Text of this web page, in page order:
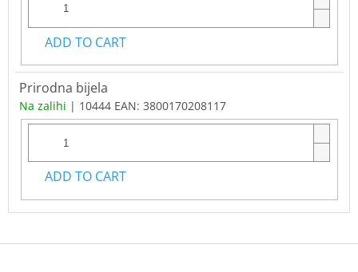
ADD TO CART
Prirodna bijela
Na zalihi | 10444 EAN: 3800170208117
ADD TO CART
F